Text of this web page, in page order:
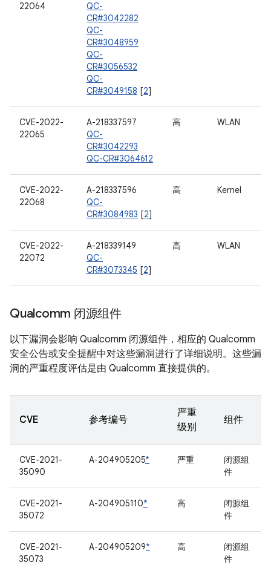
22064
QC-
CR#3042282
QC-
CR#3048959
QC-
CR#3056532
QC-
CR#3049158 [2]
CVE-2022-
22065
A-218337597
QC-
CR#3042293
QC-CR#3064612
高 WLAN
CVE-2022-
22068
A-218337596
QC-
CR#3084983 [2]
高 Kernel
CVE-2022-
22072
A-218339149
QC-
CR#3073345 [2]
高 WLAN
Qualcomm 闭源组件
以下漏洞会影响 Qualcomm 闭源组件，相应的 Qualcomm
安全公告或安全提醒中对这些漏洞进行了详细说明。这些漏
洞的严重程度评估是由 Qualcomm 直接提供的。
CVE 参考编号
严重
级别
组件
CVE-2021-
35090
A-204905205* 严重
闭源组
件
CVE-2021-
35072
A-204905110* 高
闭源组
件
CVE-2021-
35073
A-204905209* 高
闭源组
件